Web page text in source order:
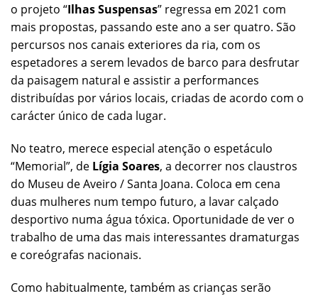
o projeto “Ilhas Suspensas” regressa em 2021 com
mais propostas, passando este ano a ser quatro. São
percursos nos canais exteriores da ria, com os
espetadores a serem levados de barco para desfrutar
da paisagem natural e assistir a performances
distribuídas por vários locais, criadas de acordo com o
carácter único de cada lugar.
No teatro, merece especial atenção o espetáculo
“Memorial”, de Lígia Soares, a decorrer nos claustros
do Museu de Aveiro / Santa Joana. Coloca em cena
duas mulheres num tempo futuro, a lavar calçado
desportivo numa água tóxica. Oportunidade de ver o
trabalho de uma das mais interessantes dramaturgas
e coreógrafas nacionais.
Como habitualmente, também as crianças serão